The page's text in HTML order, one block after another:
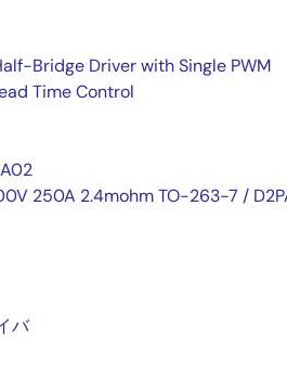
Bridge Driver with Single PWM
Time Control
250A 2.4mohm TO-263-7 /
バ